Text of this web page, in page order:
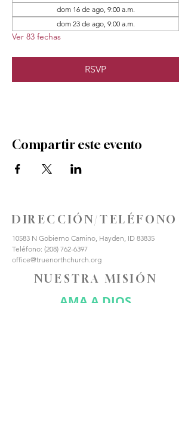
dom 16 de ago, 9:00 a.m.
dom 23 de ago, 9:00 a.m.
Ver 83 fechas
RSVP
Compartir este evento
DIRECCIÓN/TELÉFONO
10583 N Gobierno Camino, Hayden, ID 83835
Teléfono: (208) 762-6397
office@truenorthchurch.org
NUESTRA MISIÓN
AMA A DIOS